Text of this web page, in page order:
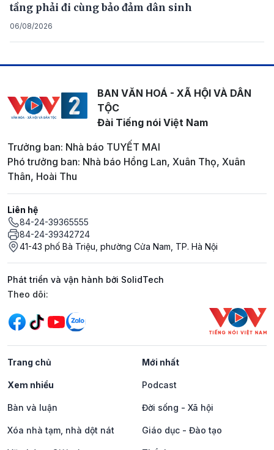
tầng phải đi cùng bảo đảm dân sinh
06/08/2026
BAN VĂN HOÁ - XÃ HỘI VÀ DÂN
TỘC
Đài Tiếng nói Việt Nam
Trưởng ban: Nhà báo TUYẾT MAI
Phó trưởng ban: Nhà báo Hồng Lan, Xuân Thọ, Xuân
Thân, Hoài Thu
Liên hệ
84-24-39365555
84-24-39342724
41-43 phố Bà Triệu, phường Cửa Nam, TP. Hà Nội
Phát triển và vận hành bởi SolidTech
Mạng xã hội
Theo dõi:
Trang chủ Mới nhất
Xem nhiều Podcast
Bàn và luận Đời sống - Xã hội
Xóa nhà tạm, nhà dột nát Giáo dục - Đào tạo